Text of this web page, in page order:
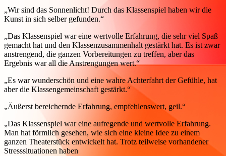
„Wir sind das Sonnenlicht! Durch das Klassenspiel haben wir die
Kunst in sich selber gefunden.“
„Das Klassenspiel war eine wertvolle Erfahrung, die sehr viel Spaß
gemacht hat und den Klassenzusammenhalt gestärkt hat. Es ist zwar
anstrengend, die ganzen Vorbereitungen zu treffen, aber das
Ergebnis war all die Anstrengungen wert.“
„Es war wunderschön und eine wahre Achterfahrt der Gefühle, hat
aber die Klassengemeinschaft gestärkt.“
„Äußerst bereichernde Erfahrung, empfehlenswert, geil.“
„Das Klassenspiel war eine aufregende und wertvolle Erfahrung.
Man hat förmlich gesehen, wie sich eine kleine Idee zu einem
ganzen Theaterstück entwickelt hat. Trotz teilweise vorhandener
Stresssituationen haben